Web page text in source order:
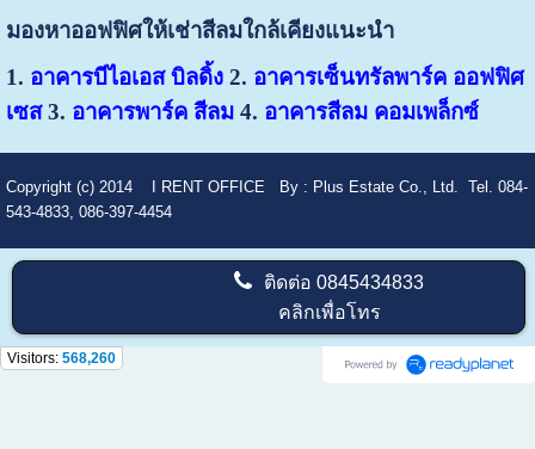
มองหาออฟฟิศให้เช่าสีลมใกล้เคียงแนะนำ
1. อาคารบีไอเอส บิลดิ้ง2. อาคารเซ็นทรัลพาร์ค ออฟฟิศ
เซส 3. อาคารพาร์ค สีลม 4. อาคารสีลม คอมเพล็กซ์
Copyright (c) 2014 I RENT OFFICE By : Plus Estate Co., Ltd. Tel. 084-
543-4833, 086-397-4454
ติดต่อ0845434833
คลิกเพื่อโทร
Visitors: 568,260